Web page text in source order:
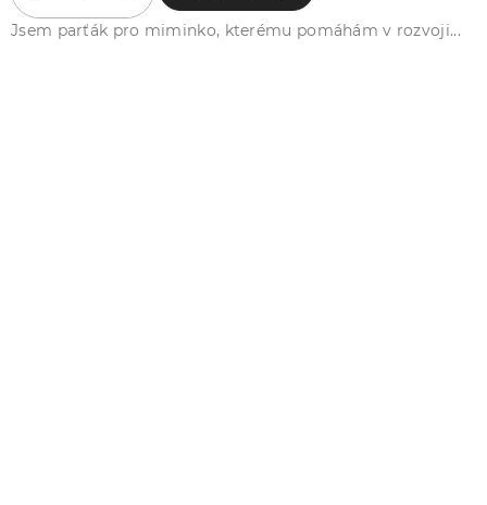
Jsem parťák pro miminko, kterému pomáhám v rozvoji...